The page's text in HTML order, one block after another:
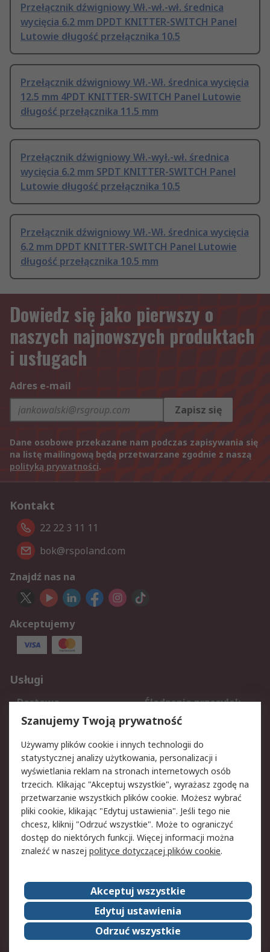
Przełącznik dźwigniowy Wł.-wł.-wł. średnica
wycięcia 6.2 mm DPDT KNITTER-SWITCH Panel
Lutowie długość przełącznika 10.5
Przełącznik dźwigniowy Wł.-Wł. średnica wycięcia
12.5 mm 4PDT KNITTER-SWITCH Panel Lutowie
długość przełącznika 11.5 mm
Przełącznik dźwigniowy Wł.-wył.-wł. średnica
wycięcia 6.2 mm SPDT KNITTER-SWITCH Panel
Lutowie długość przełącznika 10.5
Przełącznik dźwigniowy Wł.-Wł. średnica wycięcia
6.2 mm DPDT KNITTER-SWITCH Panel Lutowie
długość przełącznika 10.5 mm
Dowiedz się jako pierwszy o
naszych najnowszych produktach
i usługach
Adres e-mail
Zapisz się
Dane osobowe przekazane nam podczas zapisywania się
na listę mailingową będą przetwarzane zgodnie z naszą
polityką prywatności.
Kontakt
22 22 3 11 11
bok@rspoland.com
Znajdź nas na
Akceptujemy
Usługi
Dostawa
Śledzenie przesyłek
Reklamacje i zwroty
Rejestracja
Aspekty prawne
Bezpieczeństwo e-
maila
Polityka dotycząca
plików cookie
Polityka prywatności
Użytkowanie witryny
Zastrzeżenia prawne
Warunki Sprzedaży
Kontakt
O firmie RS
RS na świecie
Kariera
Nagrody dla RS
ESG
Szanujemy Twoją prywatność
Używamy plików cookie i innych technologii do
statystycznej analizy użytkowania, personalizacji i
wyświetlania reklam na stronach internetowych osób
trzecich. Klikając "Akceptuj wszystkie", wyrażasz zgodę na
przetwarzanie wszystkich plików cookie. Możesz wybrać
pliki cookie, klikając "Edytuj ustawienia". Jeśli tego nie
chcesz, kliknij "Odrzuć wszystkie". Może to ograniczyć
dostęp do niektórych funkcji. Więcej informacji można
znaleźć w naszej polityce dotyczącej plików cookie.
Akceptuj wszystkie
Edytuj ustawienia
Odrzuć wszystkie